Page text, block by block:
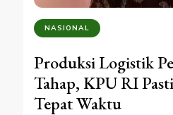
NASIONAL
Produksi Logistik
Tahap, KPU RI
Tepat Waktu